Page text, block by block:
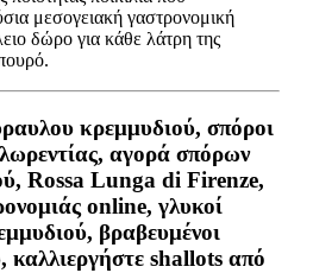
μεσογειακή γαστρονομική
δώρο για κάθε λάτρη της
κρεμμυδιού, σπόροι
αγορά σπόρων
Rossa Lunga di Firenze,
online, γλυκοί
βραβευμένοι
καλλιεργήστε shallots από